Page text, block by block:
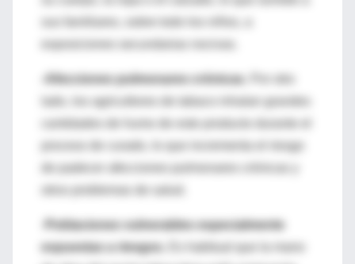
-Afecciones pulmonares crónicas.
lado, los agricultores de tabaco inhalan grandes
proceso de curado, lo que incrementa el riesgo
Poblaciones vulnerables especialmente
expuestas a riesgos.